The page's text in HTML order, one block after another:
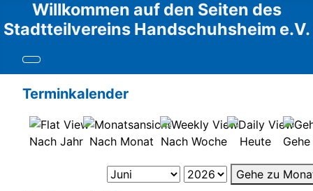
Willkommen auf den Seiten des
Stadtteilvereins Handschuhsheim e.V.
Terminkalender
Nach Jahr Nach Monat Nach Woche Heute
Gehe zu